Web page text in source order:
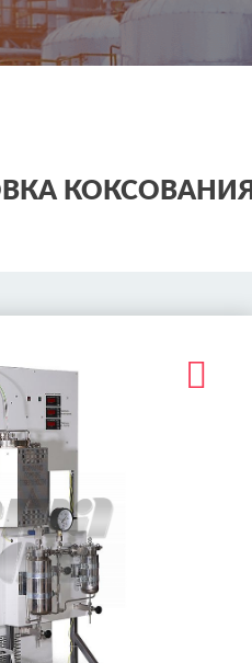
КОКСОВАНИЯ.